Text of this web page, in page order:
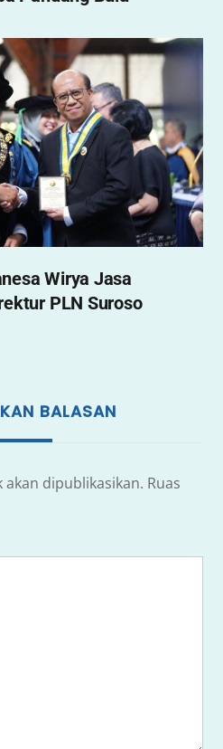
Wirya Jasa
PLN Suroso
BALASAN
dipublikasikan. Ruas